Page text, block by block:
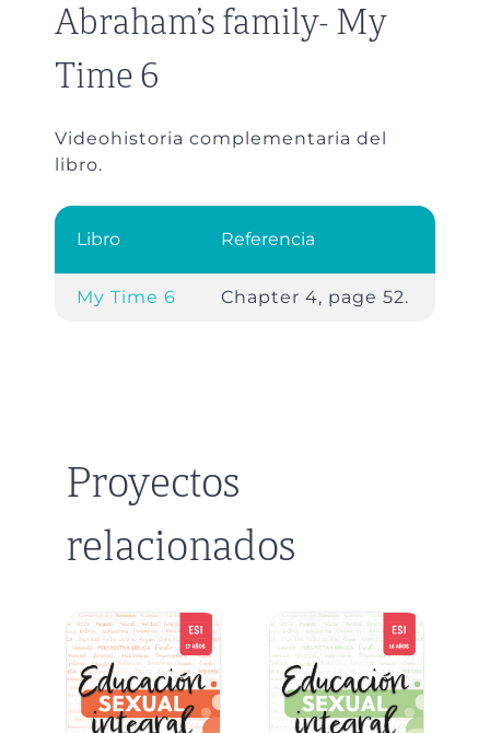
Abraham’s family- My
Time 6
Videohistoria complementaria del
libro.
Libro Referencia
My Time 6 Chapter 4, page 52.
Proyectos
relacionados